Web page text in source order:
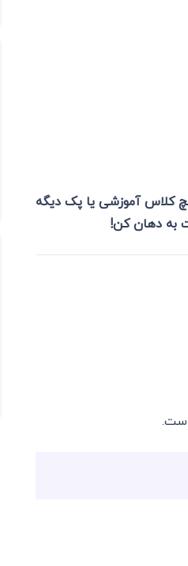
کلاس آموزشی یا پک دیگه
به دهان کن!
است.